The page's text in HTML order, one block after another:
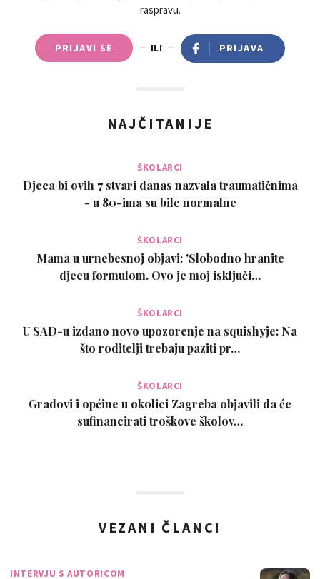
raspravu.
PRIJAVI SE ILI PRIJAVA
NAJČITANIJE
ŠKOLARCI
Djeca bi ovih 7 stvari danas nazvala traumatičnima
- u 80-ima su bile normalne
ŠKOLARCI
Mama u urnebesnoj objavi: 'Slobodno hranite
djecu formulom. Ovo je moj isključi…
ŠKOLARCI
U SAD-u izdano novo upozorenje na squishyje: Na
što roditelji trebaju paziti pr…
ŠKOLARCI
Gradovi i općine u okolici Zagreba objavili da će
sufinancirati troškove školov…
VEZANI ČLANCI
INTERVJU S AUTORICOM